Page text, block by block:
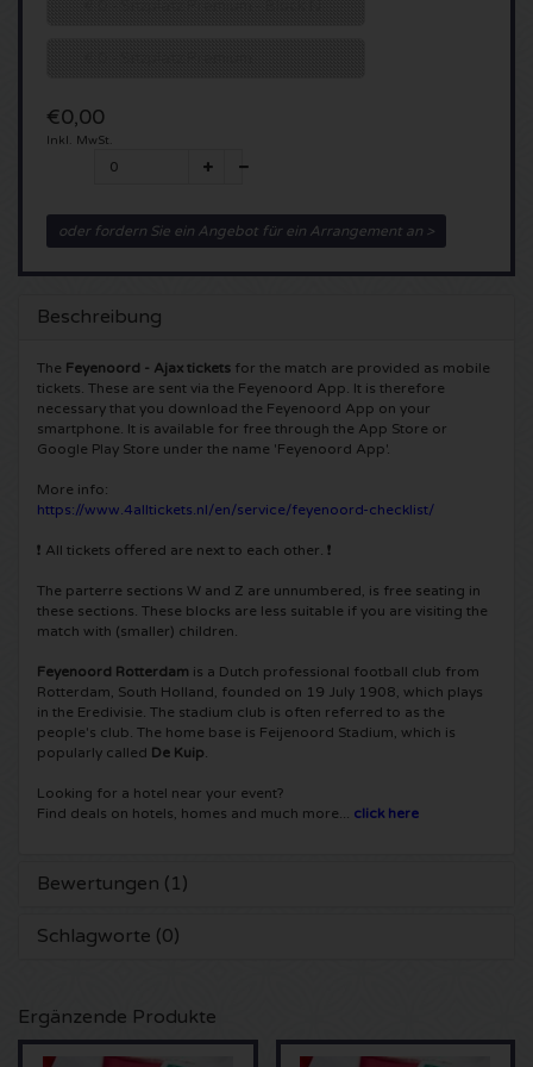
Toto Karten
UB 40 Karten
De Amsterdamse Zomer karten
Louis Tomlinson Karten
Tom Jones Karten
Ed Sheeran Karten
Oscar and the Wolf tickets
Red Hot Chili Peppers Karten
Bryan Adams Karten
Burna Boy Karten
Coldplay Karten
Patrick Bruel Karten
Genesis Karten
Intents Karten
Valhalla Karten
OH MY Karten
WOO HAH Karten
Free Your Mind Festival Karten
Strafwerk Karten
Breda Live Karten
7th Sunday Festival Karten
Harmony of Hardcore Karten
Parkzicht Outdoor Festival Karten
Into the Woods Karten
The Qontinent Karten
Lekker en Live Karten
Shockerz Karten
Swedish House Mafia Karten
Charlotte de Witte Karten
Verknipt Karten
DLDK Karten
Above Beyond Karten
Qapital Karten
Hardwell Karten
X-Qlusive Holland Karten
Supremacy Karten
X-Qlusive Karten
Glow in the Dark Karten
A Nightmare in Rotterdam Karten
€0,00
Inkl. MwSt.
oder fordern Sie ein Angebot für ein Arrangement an >
Beschreibung
The Feyenoord - Ajax tickets for the match are provided as mobile
tickets. These are sent via the Feyenoord App. It is therefore
necessary that you download the Feyenoord App on your
smartphone. It is available for free through the App Store or
Google Play Store under the name 'Feyenoord App'.
More info:
https://www.4alltickets.nl/en/service/feyenoord-checklist/
❗ All tickets offered are next to each other. ❗
The parterre sections W and Z are unnumbered, is free seating in
these sections. These blocks are less suitable if you are visiting the
match with (smaller) children.
Feyenoord Rotterdam is a Dutch professional football club from
Rotterdam, South Holland, founded on 19 July 1908, which plays
in the Eredivisie. The stadium club is often referred to as the
people's club. The home base is Feijenoord Stadium, which is
popularly called De Kuip.
Looking for a hotel near your event?
Find deals on hotels, homes and much more... click here
Bewertungen (1)
Schlagworte (0)
Ergänzende Produkte